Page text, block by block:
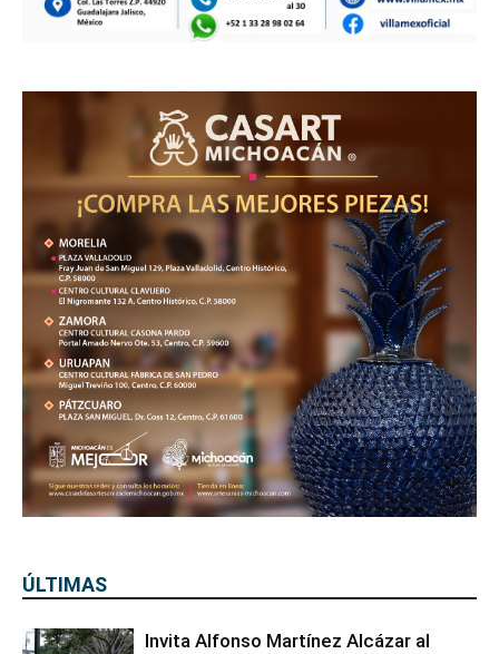
ÚLTIMAS
Invita Alfonso Martínez Alcázar al